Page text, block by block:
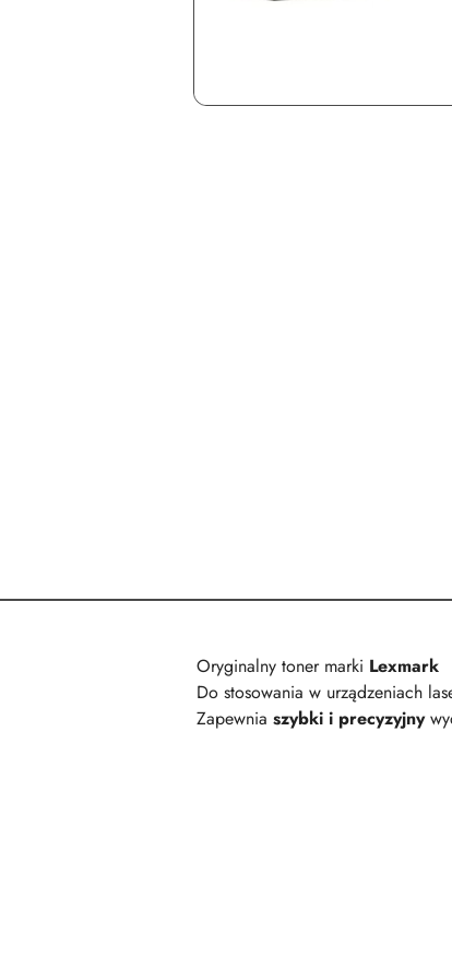
Oryginalny toner marki Lexmark
Do stosowania w urządzeniach
Zapewnia szybki i precyzyjny